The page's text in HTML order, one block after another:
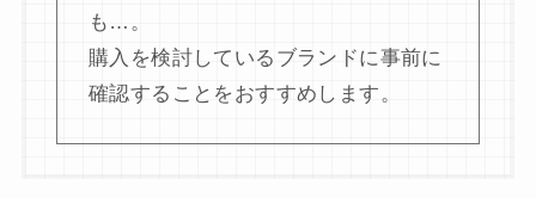
も…。
購入を検討しているブランドに事前に
確認することをおすすめします。